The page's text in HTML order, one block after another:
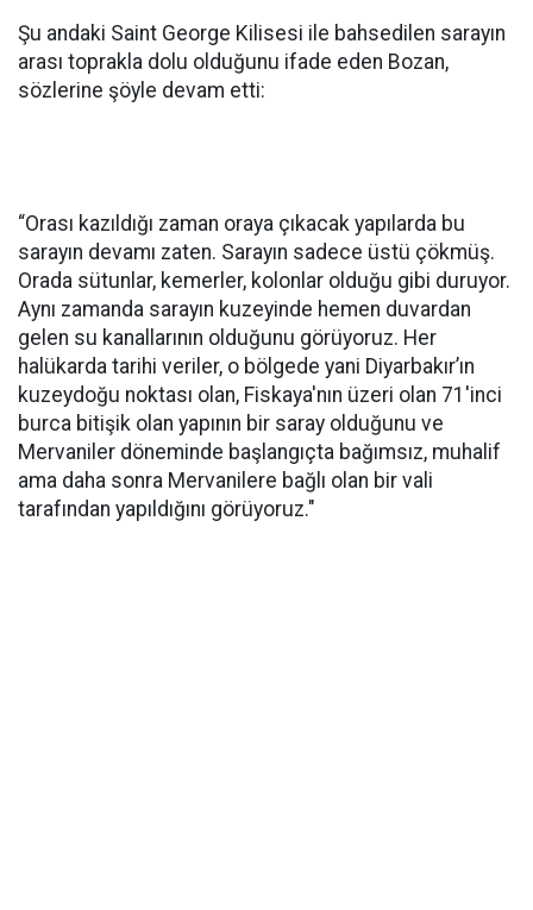
Şu andaki Saint George Kilisesi ile bahsedilen sarayın
arası toprakla dolu olduğunu ifade eden Bozan,
sözlerine şöyle devam etti:
“Orası kazıldığı zaman oraya çıkacak yapılarda bu
sarayın devamı zaten. Sarayın sadece üstü çökmüş.
Orada sütunlar, kemerler, kolonlar olduğu gibi duruyor.
Aynı zamanda sarayın kuzeyinde hemen duvardan
gelen su kanallarının olduğunu görüyoruz. Her
halükarda tarihi veriler, o bölgede yani Diyarbakır’ın
kuzeydoğu noktası olan, Fiskaya'nın üzeri olan 71'inci
burca bitişik olan yapının bir saray olduğunu ve
Mervaniler döneminde başlangıçta bağımsız, muhalif
ama daha sonra Mervanilere bağlı olan bir vali
tarafından yapıldığını görüyoruz."